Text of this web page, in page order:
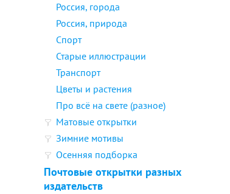
Россия, города
Россия, природа
Спорт
Старые иллюстрации
Транспорт
Цветы и растения
Про всё на свете (разное)
Матовые открытки
Зимние мотивы
Осенняя подборка
Почтовые открытки разных
издательств